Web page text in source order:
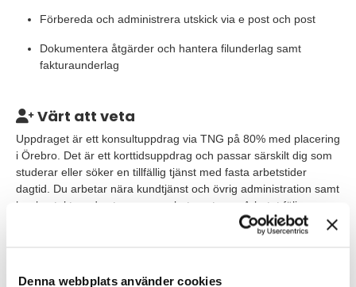
Denna webbplats använder cookies
Förbereda och administrera utskick via e post och post
Dokumentera åtgärder och hantera filunderlag samt
fakturaunderlag
Värt att veta
Uppdraget är ett konsultuppdrag via TNG på 80% med placering
i Örebro. Det är ett korttidsuppdrag och passar särskilt dig som
studerar eller söker en tillfällig tjänst med fasta arbetstider
dagtid. Du arbetar nära kundtjänst och övrig administration samt
har kontakt med externa samarbetspartners. Arbetet följer